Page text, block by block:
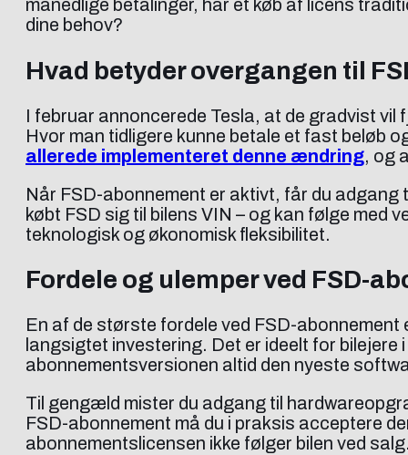
månedlige betalinger, har et køb af licens
dine behov?
Hvad betyder overgangen til
I februar annoncerede Tesla, at de gradvist
Hvor man tidligere kunne betale et fast beløb
allerede implementeret denne ændring, og
Når FSD-abonnement er aktivt, får du
købt FSD sig til bilens VIN – og kan følge med
teknologisk og økonomisk fleksibilitet.
Fordele og ulemper ved FSD-
En af de største fordele ved FSD-
langsigtet investering. Det er ideelt for
abonnementsversionen altid den nyeste
Til gengæld mister du adgang til
FSD-abonnement må du i praksis acceptere
abonnementslicensen ikke følger bilen ved